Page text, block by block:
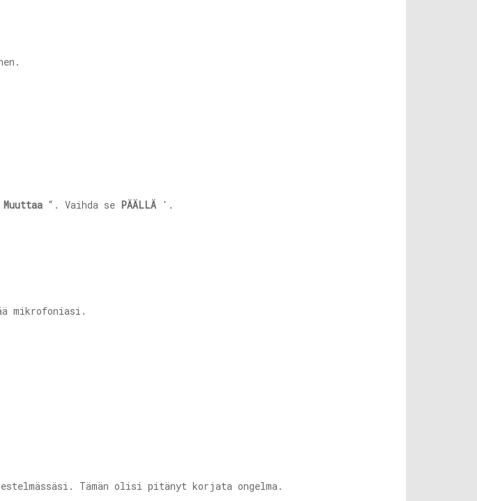
Muuttaa “. Vaihda se PÄÄLLÄ '.
mikrofoniasi.
Tämän olisi pitänyt korjata ongelma.